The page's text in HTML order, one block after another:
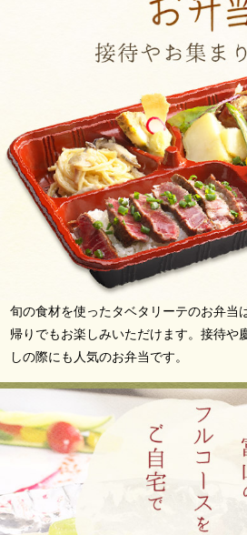
旬の食材を使ったタベタリーテのお弁当
帰りでもお楽しみいただけます。接待や
しの際にも人気のお弁当です。